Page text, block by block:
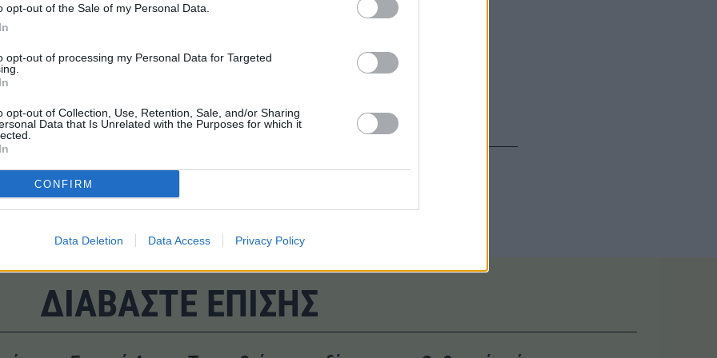
opt-out of the Sale of my Personal Data.
opt-out of processing my Personal Data for Targeted
opt-out of Collection, Use, Retention, Sale, and/or Sharing
Data that Is Unrelated with the Purposes for which it
CONFIRM
Data Deletion Data Access Privacy Policy
με στόχο την προστασία 8,8 εκατ. ανθρώπων
παραλίες; Νέα ευρωπαϊκή έκθεση δίνει την απάντηση
#Ενεργειακή μετάβαση
ΔΙΑΒΑΣΤΕ ΕΠΙΣΗΣ